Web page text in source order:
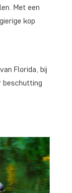
Met een
kop
Florida, bij
beschutting